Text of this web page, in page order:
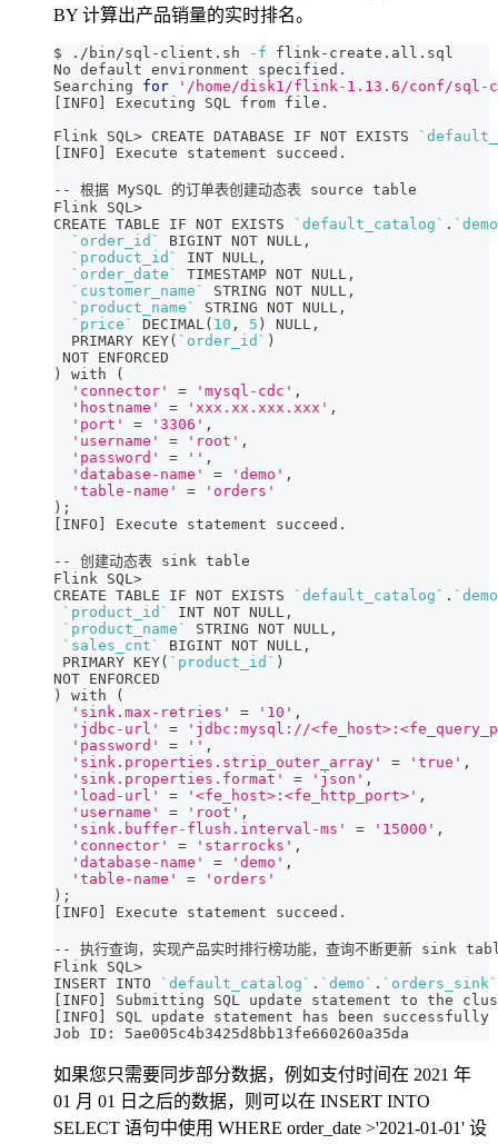
BY 计算出产品销量的实时排名。
$ ./bin/sql-client.sh -f flink-create.all.sql
No default environment specified.
Searching for
'/home/disk1/flink-1.13.6/conf/
INFO
Executing SQL from file.
Flink SQL> CREATE DATABASE IF NOT EXISTS `
INFO Execute statement succeed.
-- 根据 MySQL 的订单表创建动态表 source table
Flink SQL>
CREATE TABLE IF NOT EXISTS
` default_catalog ` . ` demo
` order_id `
BIGINT NOT NULL,
` product_id `
INT NULL,
` order_date `
TIMESTAMP NOT NULL,
` customer_name `
STRING NOT NULL,
` product_name `
STRING NOT NULL,
` price ` DECIMAL( 10 , 5 )
NULL,
  PRIMARY KEY
( ` order_id ` )
NOT ENFORCED
)
with
(
'connector'
= 'mysql-cdc' ,
'hostname'
= 'xxx.xx.xxx.xxx' ,
'port'
= '3306' ,
'username'
= 'root' ,
'password'
= '' ,
'database-name'
= 'demo' ,
'table-name'
=
'orders'
) ;
INFO Execute statement succeed.
-- 创建动态表 sink table
Flink SQL>
CREATE TABLE IF NOT EXISTS
` default_catalog ` . ` demo
` product_id `
INT NOT NULL,
` product_name `
STRING NOT NULL,
` sales_cnt `
BIGINT NOT NULL,
PRIMARY KEY( ` product_id ` )
NOT ENFORCED
)
with
(
'sink.max-retries'
= '10' ,
'jdbc-url'
=
'jdbc:mysql://
'password'
= '' ,
'sink.properties.strip_outer_array'
= 'true' ,
'sink.properties.format'
= 'json' ,
'load-url'
= '<fe_host>:<fe_http_port>' ,
'username'
= 'root' ,
'sink.buffer-flush.interval-ms'
= '15000' ,
'connector'
= 'starrocks' ,
'database-name'
= 'demo' ,
'table-name'
=
'orders'
) ;
INFO Execute statement succeed.
-- 执行查询，实现产品实时排行榜功能，查询不断更新 sink
Flink SQL>
INSERT INTO
` default_catalog ` . ` demo ` . ` orders_sink`
INFO
Submitting SQL update statement to the
INFO
SQL update statement has been
Job ID: 5ae005c4b3425d8bb13fe660260a35da
如果您只需要同步部分数据，例如支付时间在 2021 年
01 月 01 日之后的数据，则可以在 INSERT INTO
SELECT 语句中使用 WHERE order_date >'2021-01-01' 设